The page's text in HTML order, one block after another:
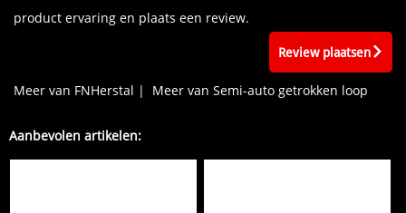
product ervaring en plaats een review.
Review plaatsen
Meer van FNHerstal | Meer van Semi-auto getrokken loop
Aanbevolen artikelen: